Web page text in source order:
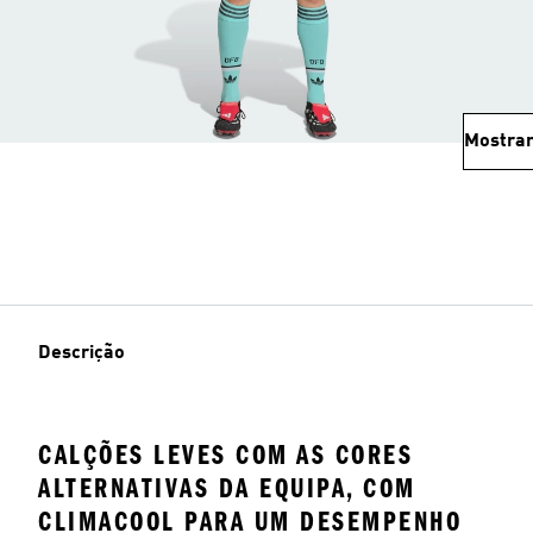
Descrição
CALÇÕES LEVES COM AS CORES
ALTERNATIVAS DA EQUIPA, COM
CLIMACOOL PARA UM DESEMPENHO